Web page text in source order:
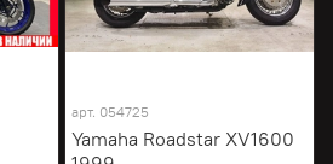
арт. 054725
Yamaha Roadstar XV1600